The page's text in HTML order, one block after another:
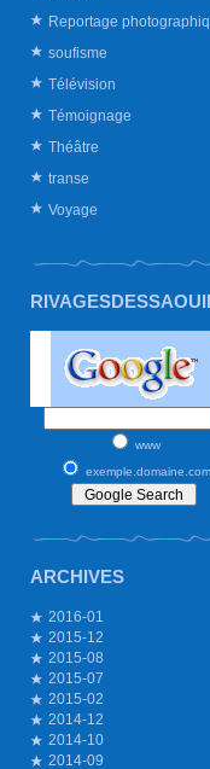
Reportage
soufisme
Télévision
Témoignage
Théâtre
transe
Voyage
www
exemple.domaine.com
ARCHIVES
2016-01
2015-12
2015-08
2015-07
2015-02
2014-12
2014-10
2014-09